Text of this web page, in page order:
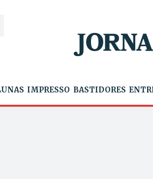
IMPRESSO BASTIDORES